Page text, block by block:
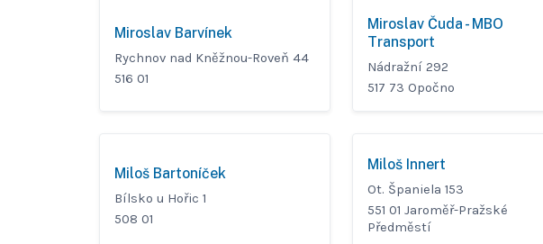
Miroslav Barvínek
Rychnov nad Kněžnou-Roveň 44
516 01
Miroslav Čuda - MBO
Transport
Nádražní 292
517 73 Opočno
Miloš Bartoníček
Bílsko u Hořic 1
508 01
Miloš Innert
Ot. Španiela 153
551 01 Jaroměř-Pražské
Předměstí